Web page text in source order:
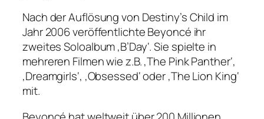
Nach der Auflösung von Destiny’s Child im
Jahr 2006 veröffentlichte Beyoncé ihr
zweites Soloalbum ‚B’Day‘. Sie spielte in
mehreren Filmen wie z.B. ‚The Pink Panther‘,
‚Dreamgirls‘, ‚Obsessed‘ oder ‚The Lion King‘
mit.